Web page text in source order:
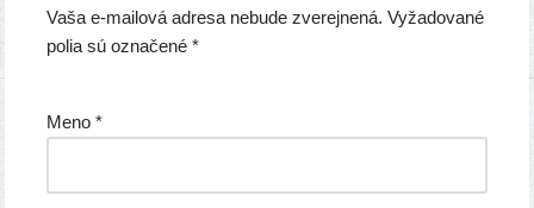
Vaša e-mailová adresa nebude zverejnená. Vyžadované
polia sú označené*
Meno*